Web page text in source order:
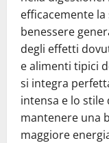
efficacemente
benessere
degli effetti
e alimenti tipici
si integra
intensa e lo
mantenere una
maggiore